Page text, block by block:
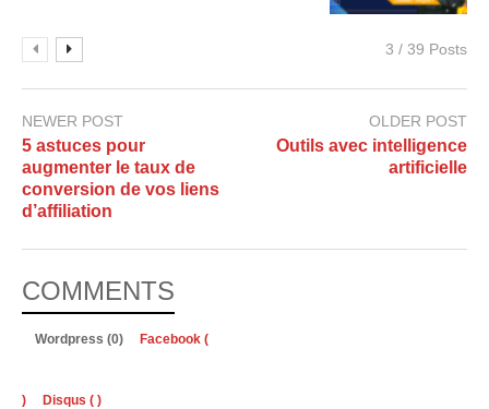
3 / 39 Posts
NEWER POST
5 astuces pour
augmenter le taux de
conversion de vos liens
d’affiliation
OLDER POST
Outils avec intelligence
artificielle
COMMENTS
Wordpress (0) Facebook (
) Disqus ( )